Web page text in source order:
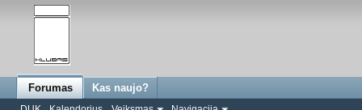
Forumas Kas naujo?